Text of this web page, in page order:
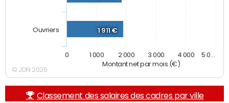
Montant net par mois (€)
1 911 €
Ouvriers
0 1 000 2 000 3 000 4 000 5 0…
© JDN 2026
Classement des salaires des cadres par ville